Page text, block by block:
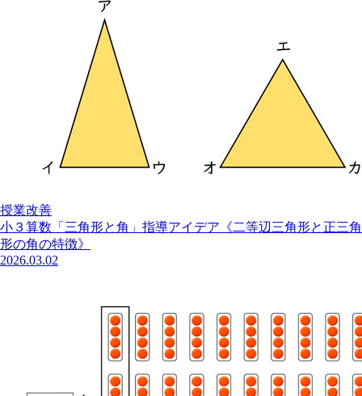
授業改善
小３算数「三角形と角」指導アイデア《二等辺三角形と正三角
形の角の特徴》
2026.03.02